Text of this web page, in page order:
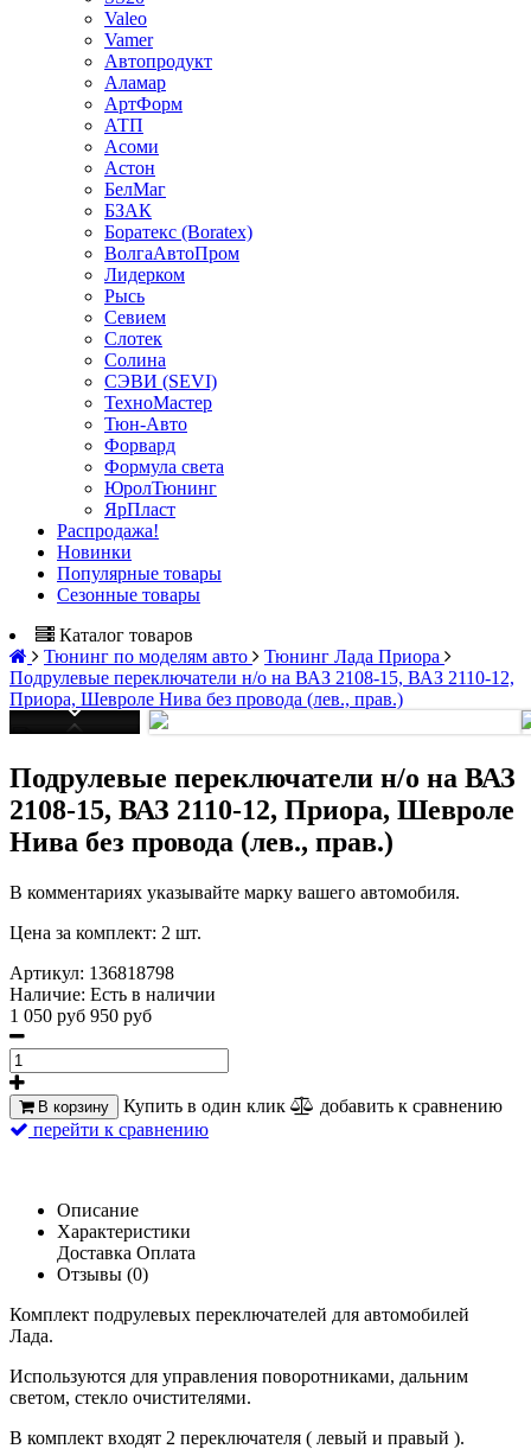
Valeo
Vamer
Автопродукт
Аламар
АртФорм
АТП
Асоми
Астон
БелМаг
БЗАК
Боратекс (Boratex)
ВолгаАвтоПром
Лидерком
Рысь
Севием
Слотек
Солина
СЭВИ (SEVI)
ТехноМастер
Тюн-Авто
Форвард
Формула света
ЮролТюнинг
ЯрПласт
Распродажа!
Новинки
Популярные товары
Сезонные товары
Каталог товаров
Тюнинг по моделям авто
Тюнинг Лада Приора
Подрулевые переключатели н/о на ВАЗ 2108-15, ВАЗ 2110-12,
Приора, Шевроле Нива без провода (лев., прав.)
Подрулевые переключатели н/о на ВАЗ
2108-15, ВАЗ 2110-12, Приора, Шевроле
Нива без провода (лев., прав.)
В комментариях указывайте марку вашего автомобиля.
Цена за комплект: 2 шт.
Артикул: 136818798
Наличие: Есть в наличии
1 050 руб 950 руб
В корзину Купить в один клик
добавить к сравнению
перейти к сравнению
Описание
Характеристики
Доставка Оплата
Отзывы (0)
Комплект подрулевых переключателей для автомобилей
Лада.
Используются для управления поворотниками, дальним
светом, стекло очистителями.
В комплект входят 2 переключателя ( левый и правый ).